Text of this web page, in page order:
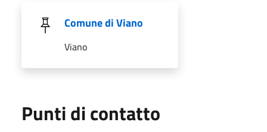
Comune di Viano
Viano
Punti di contatto